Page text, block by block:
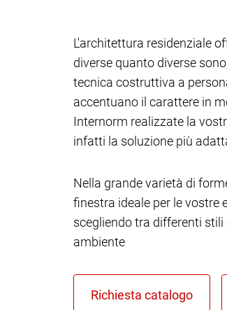
L'architettura residenziale
diverse quanto diverse
tecnica costruttiva a
accentuano il carattere in
Internorm realizzate la
infatti la soluzione più
Nella grande varietà di
finestra ideale per le vostre
scegliendo tra differenti
ambiente